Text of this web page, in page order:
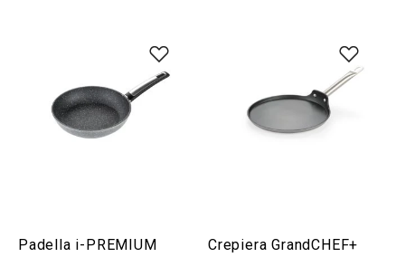
Padella i-PREMIUM
Crepiera GrandCHEF+